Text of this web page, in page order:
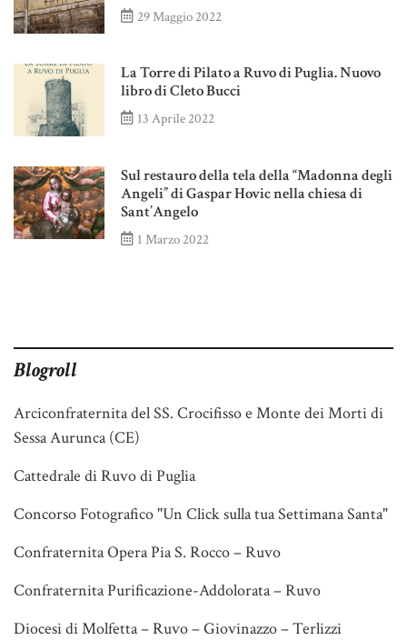
29 Maggio 2022
La Torre di Pilato a Ruvo di Puglia. Nuovo
libro di Cleto Bucci
13 Aprile 2022
Sul restauro della tela della “Madonna degli
Angeli” di Gaspar Hovic nella chiesa di
Sant’Angelo
1 Marzo 2022
Blogroll
Arciconfraternita del SS. Crocifisso e Monte dei Morti di
Sessa Aurunca (CE)
Cattedrale di Ruvo di Puglia
Concorso Fotografico "Un Click sulla tua Settimana Santa"
Confraternita Opera Pia S. Rocco – Ruvo
Confraternita Purificazione-Addolorata – Ruvo
Diocesi di Molfetta – Ruvo – Giovinazzo – Terlizzi